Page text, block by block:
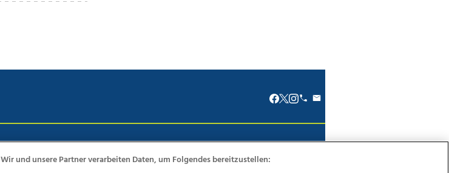
Wir und unsere Partner verarbeiten Daten, um Folgendes bereitzustellen: